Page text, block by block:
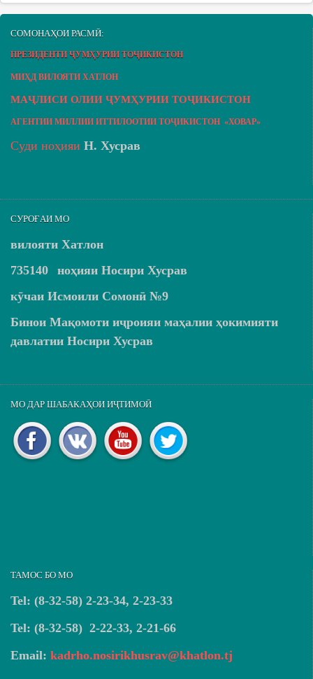
СОМОНАҲОИ РАСМӢ:
ПРЕЗИДЕНТИ ҶУМҲУРИИ ТОҶИКИСТОН
МИҲД ВИЛОЯТИ ХАТЛОН
МАҶЛИСИ ОЛИИ ҶУМҲУРИИ ТОҶИКИСТОН
АГЕНТИИ МИЛЛИИ ИТТИЛООТИИ ТОҶИКИСТОН «ХОВАР»
Суди ноҳияи Н. Хусрав
СУРОҒАИ МО
вилояти Хатлон
735140
ноҳияи Носири Хусрав
кӯчаи Исмоили Сомонӣ №9
Бинои Мақомоти иҷроияи маҳалии ҳокимияти
давлатии Носири Хусрав
МО ДАР ШАБАКАҲОИ ИҶТИМОӢ
ТАМОС БО МО
Tel: (8-32-58) 2-23-34, 2-23-33
Tel: (8-32-58) 2-22-33, 2-21-66
Email: kadrho.nosirikhusrav@khatlon.tj